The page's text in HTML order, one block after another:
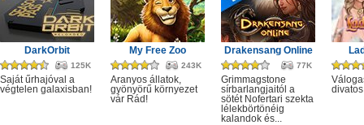
DarkOrbit
125K
Saját űrhajóval a
végtelen galaxisban!
My Free Zoo
243K
Aranyos állatok,
gyönyörű környezet
vár Rád!
Drakensang Online
77K
Grimmagstone
sírbarlangjaitól a
sötét Nofertari szekta
lélekbörtönéig
kalandok és...